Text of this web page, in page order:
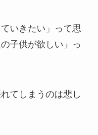
いきたい」って思
子供が欲しい」っ
てしまうのは悲し